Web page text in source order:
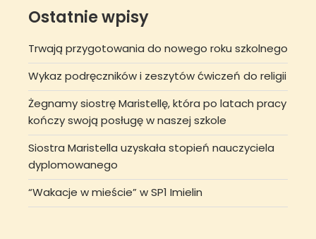
Ostatnie wpisy
Trwają przygotowania do nowego roku szkolnego
Wykaz podręczników i zeszytów ćwiczeń do religii
Żegnamy siostrę Maristellę, która po latach pracy
kończy swoją posługę w naszej szkole
Siostra Maristella uzyskała stopień nauczyciela
dyplomowanego
“Wakacje w mieście” w SP1 Imielin